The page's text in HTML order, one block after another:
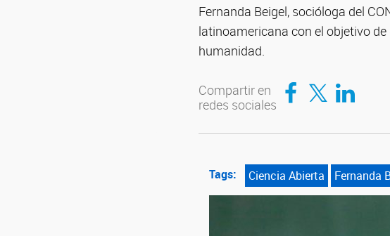
Fernanda Beigel, socióloga del
latinoamericana con el objetivo
humanidad.
Compartir en
redes sociales
Compartir en Facebook
Compartir en Twitter
Compartir en
Tags: Ciencia Abierta Fernanda